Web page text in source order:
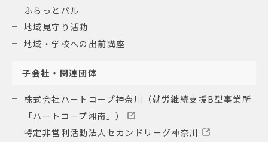
ふらっとパル
地域見守り活動
地域・学校への出前講座
子会社・関連団体
株式会社ハートコープ神奈川（就労継続支援B型事業所
「ハートコープ湘南」）
特定非営利活動法人セカンドリーグ神奈川